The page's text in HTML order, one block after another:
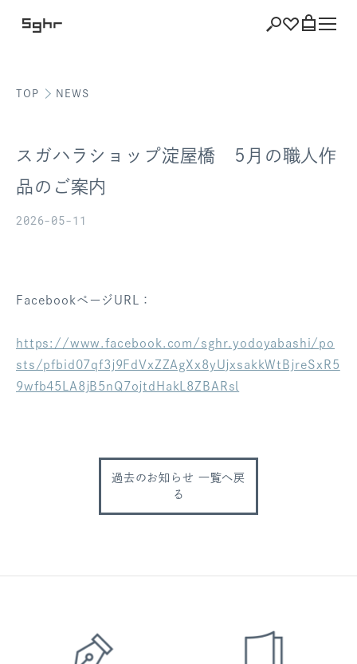
ショッピング バッグを見る
お気に入り
ログアウト
TOP NEWS
スガハラショップ淀屋橋 5月の職人作
品のご案内
2026-05-11
FacebookページURL：
https://www.facebook.com/sghr.yodoyabashi/po
sts/pfbid07qf3j9FdVxZZAgXx8yUjxsakkWtBjreSxR5
9wfb45LA8jB5nQ7ojtdHakL8ZBARsl
過去のお知らせ 一覧へ戻
る